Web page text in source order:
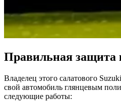
Правильная защита
Владелец этого салатового
свой автомобиль глянцевым
следующие работы: